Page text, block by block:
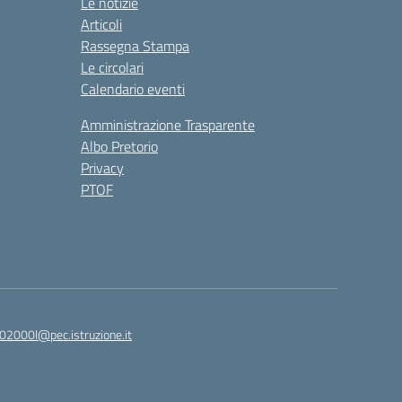
Articoli
Rassegna Stampa
Le circolari
Calendario eventi
Amministrazione Trasparente
Albo Pretorio
Privacy
PTOF